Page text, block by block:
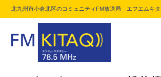
北九州市小倉北区のコミュニティFM放送局 エフエムキタ